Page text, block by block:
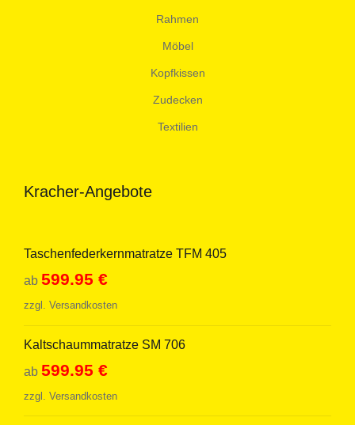
Rahmen
Möbel
Kopfkissen
Zudecken
Textilien
Kracher-Angebote
Taschenfederkernmatratze TFM 405
ab 599.95 €
zzgl. Versandkosten
Kaltschaummatratze SM 706
ab 599.95 €
zzgl. Versandkosten